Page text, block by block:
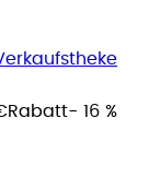
Rabatt- 16 %